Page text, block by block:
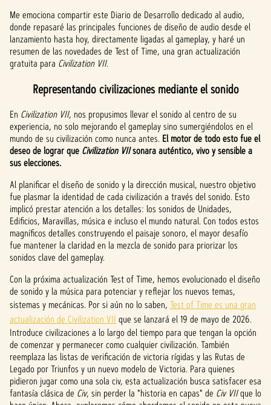
Me emociona compartir este Diario de Desarrollo dedicado al audio,
donde repasaré las principales funciones de diseño de audio desde el
lanzamiento hasta hoy, directamente ligadas al gameplay, y haré un
resumen de las novedades de Test of Time, una gran actualización
gratuita para Civilization VII.
Representando civilizaciones mediante el sonido
En Civilization VII, nos propusimos llevar el sonido al centro de su
experiencia, no solo mejorando el gameplay sino sumergiéndolos en el
mundo de su civilización como nunca antes. El motor de todo esto fue el
deseo de lograr que Civilization VIIsonara auténtico, vivo y sensible a
sus elecciones.
Al planificar el diseño de sonido y la dirección musical, nuestro objetivo
fue plasmar la identidad de cada civilización a través del sonido. Esto
implicó prestar atención a los detalles: los sonidos de Unidades,
Edificios, Maravillas, música e incluso el mundo natural. Con todos estos
magníficos detalles construyendo el paisaje sonoro, el mayor desafío
fue mantener la claridad en la mezcla de sonido para priorizar los
sonidos clave del gameplay.
Con la próxima actualización Test of Time, hemos evolucionado el diseño
de sonido y la música para potenciar y reflejar los nuevos temas,
sistemas y mecánicas. Por si aún no lo saben, Test of Time es una gran
actualización de Civilization VII que se lanzará el 19 de mayo de 2026.
Introduce civilizaciones a lo largo del tiempo para que tengan la opción
de comenzar y permanecer como cualquier civilización. También
reemplaza las listas de verificación de victoria rígidas y las Rutas de
Legado por Triunfos y un nuevo modelo de Victoria. Para quienes
pidieron jugar como una sola civ, esta actualización busca satisfacer esa
fantasía clásica de Civ, sin perder la "historia en capas" de Civ VIIque lo